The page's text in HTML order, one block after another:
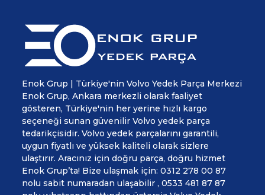
Enok Grup | Türkiye'nin Volvo Yedek Parça Merkezi
Enok Grup, Ankara merkezli olarak faaliyet
gösteren, Türkiye'nin her yerine hızlı kargo
seçeneği sunan güvenilir Volvo yedek parça
tedarikçisidir. Volvo yedek parçalarını garantili,
uygun fiyatlı ve yüksek kaliteli olarak sizlere
ulaştırır. Aracınız için doğru parça, doğru hizmet
Enok Grup’ta! Bize ulaşmak için: 0312 278 00 87
nolu sabit numaradan ulaşabilir , 0533 481 87 87